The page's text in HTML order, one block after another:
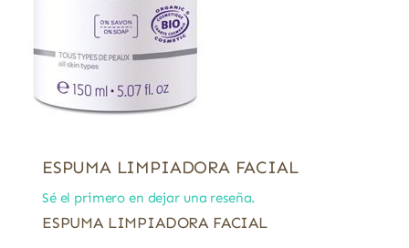
ESPUMA LIMPIADORA FACIAL
Sé el primero en dejar una reseña.
ESPUMA LIMPIADORA FACIAL